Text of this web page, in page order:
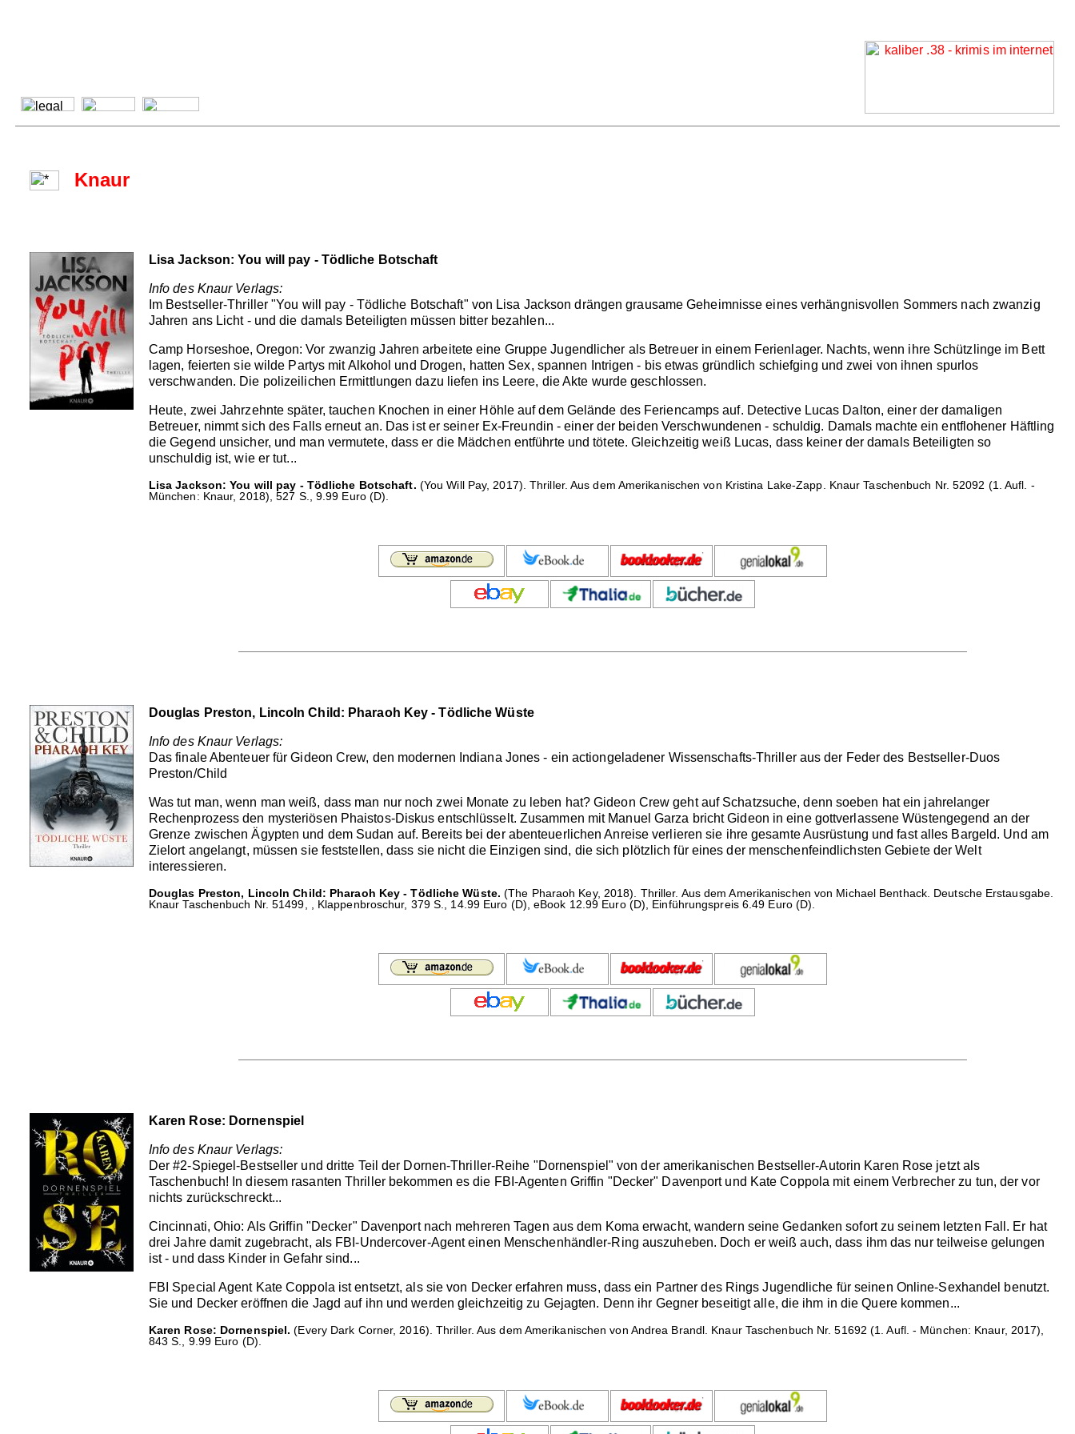
Knaur
Lisa Jackson: You will pay - Tödliche Botschaft
Info des Knaur Verlags:
Im Bestseller-Thriller "You will pay - Tödliche Botschaft" von Lisa Jackson drängen grausame Geheimnisse eines verhängnisvollen Sommers nach zwanzig
Jahren ans Licht - und die damals Beteiligten müssen bitter bezahlen...
Camp Horseshoe, Oregon: Vor zwanzig Jahren arbeitete eine Gruppe Jugendlicher als Betreuer in einem Ferienlager. Nachts, wenn ihre Schützlinge im Bett
lagen, feierten sie wilde Partys mit Alkohol und Drogen, hatten Sex, spannen Intrigen - bis etwas gründlich schiefging und zwei von ihnen spurlos
verschwanden. Die polizeilichen Ermittlungen dazu liefen ins Leere, die Akte wurde geschlossen.
Heute, zwei Jahrzehnte später, tauchen Knochen in einer Höhle auf dem Gelände des Feriencamps auf. Detective Lucas Dalton, einer der damaligen
Betreuer, nimmt sich des Falls erneut an. Das ist er seiner Ex-Freundin - einer der beiden Verschwundenen - schuldig. Damals machte ein entflohener Häftling
die Gegend unsicher, und man vermutete, dass er die Mädchen entführte und tötete. Gleichzeitig weiß Lucas, dass keiner der damals Beteiligten so
unschuldig ist, wie er tut...
Lisa Jackson: You will pay - Tödliche Botschaft. (You Will Pay, 2017). Thriller. Aus dem Amerikanischen von Kristina Lake-Zapp. Knaur Taschenbuch Nr. 52092 (1. Aufl. -
München: Knaur, 2018), 527 S., 9.99 Euro (D).
Douglas Preston, Lincoln Child: Pharaoh Key - Tödliche Wüste
Info des Knaur Verlags:
Das finale Abenteuer für Gideon Crew, den modernen Indiana Jones - ein actiongeladener Wissenschafts-Thriller aus der Feder des Bestseller-Duos
Preston/Child
Was tut man, wenn man weiß, dass man nur noch zwei Monate zu leben hat? Gideon Crew geht auf Schatzsuche, denn soeben hat ein jahrelanger
Rechenprozess den mysteriösen Phaistos-Diskus entschlüsselt. Zusammen mit Manuel Garza bricht Gideon in eine gottverlassene Wüstengegend an der
Grenze zwischen Ägypten und dem Sudan auf. Bereits bei der abenteuerlichen Anreise verlieren sie ihre gesamte Ausrüstung und fast alles Bargeld. Und am
Zielort angelangt, müssen sie feststellen, dass sie nicht die Einzigen sind, die sich plötzlich für eines der menschenfeindlichsten Gebiete der Welt
interessieren.
Douglas Preston, Lincoln Child: Pharaoh Key - Tödliche Wüste. (The Pharaoh Key, 2018). Thriller. Aus dem Amerikanischen von Michael Benthack. Deutsche Erstausgabe.
Knaur Taschenbuch Nr. 51499, , Klappenbroschur, 379 S., 14.99 Euro (D), eBook 12.99 Euro (D), Einführungspreis 6.49 Euro (D).
Karen Rose: Dornenspiel
Info des Knaur Verlags:
Der #2-Spiegel-Bestseller und dritte Teil der Dornen-Thriller-Reihe "Dornenspiel" von der amerikanischen Bestseller-Autorin Karen Rose jetzt als
Taschenbuch! In diesem rasanten Thriller bekommen es die FBI-Agenten Griffin "Decker" Davenport und Kate Coppola mit einem Verbrecher zu tun, der vor
nichts zurückschreckt...
Cincinnati, Ohio: Als Griffin "Decker" Davenport nach mehreren Tagen aus dem Koma erwacht, wandern seine Gedanken sofort zu seinem letzten Fall. Er hat
drei Jahre damit zugebracht, als FBI-Undercover-Agent einen Menschenhändler-Ring auszuheben. Doch er weiß auch, dass ihm das nur teilweise gelungen
ist - und dass Kinder in Gefahr sind...
FBI Special Agent Kate Coppola ist entsetzt, als sie von Decker erfahren muss, dass ein Partner des Rings Jugendliche für seinen Online-Sexhandel benutzt.
Sie und Decker eröffnen die Jagd auf ihn und werden gleichzeitig zu Gejagten. Denn ihr Gegner beseitigt alle, die ihm in die Quere kommen...
Karen Rose: Dornenspiel. (Every Dark Corner, 2016). Thriller. Aus dem Amerikanischen von Andrea Brandl. Knaur Taschenbuch Nr. 51692 (1. Aufl. - München: Knaur, 2017),
843 S., 9.99 Euro (D).